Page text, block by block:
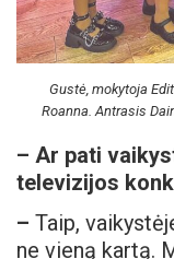
Gustė, mokytoja
Roanna. Antrasis
– Ar pati
televizijos
– Taip,
ne vieną kartą.